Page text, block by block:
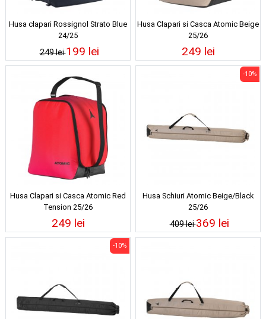
Husa clapari Rossignol Strato Blue
24/25
249 lei199 lei
Husa Clapari si Casca Atomic Beige
25/26
249 lei
Husa Clapari si Casca Atomic Red
Tension 25/26
249 lei
Husa Schiuri Atomic Beige/Black
25/26
409 lei
-10%
369 lei
-10%